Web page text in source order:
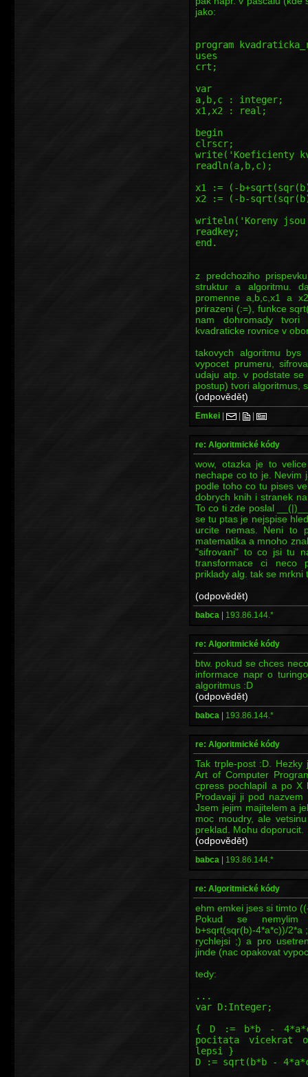
jako:
program
uses
crt;
var
a,b,c : integer;
x1,x2 : real;
begin
clrscr;
write('Koeficienty
readln(a,b,c);
x1 := (-
x2 := (-b-
writeln('Koreny
readkey;
end.
z predchoziho
struktur a algoritmu.
promenne a,b,c,x1 a
prirazeni (:=), funkce
nam dohromady
kvadraticke rovnice v
takovych algoritmu bys
vypocet prumeru,
udaju atp. v podstate se
postup) tvori algoritmus,
(odpovědět)
Emkei | | |
re: Algoritmické kódy
wow, otazka je to
nechape co to je. Nevim
podle toho co tu pises
dobrych knih i stranek
To co ti zde poslal
se tu ptas je nejspise
urcite nemas. Neni to
matematika a mnoho
"sifrovani" to co jsi tu
transformace ci neco
priklady alg. tak se mrkni
(odpovědět)
babca | 193.86.144.*
re: Algoritmické kódy
btw. pokud se chces
informace napr o
algoritmus :D
(odpovědět)
babca | 193.86.144.*
re: Algoritmické kódy
Tak trple-post :D.
Art of Computer
cpress pochlapil a po X
Prodavaji ji pod
Jsem jejim majitelem a
moc moudry, ale
preklad. Mohu doporucit.
(odpovědět)
babca | 193.86.144.*
re: Algoritmické kódy
ehm emkei jses si timto
Pokud se
b+sqrt(sqr(b)-4*a*c))/2*a
rychlejsi ;) a pro
jinde (nac opakovat
tedy:
...
var D:Integer;
{ D := b*b -
pocitata vicekrat
lepsi }
D := sqrt(b*b -